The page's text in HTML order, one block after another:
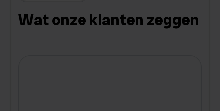
Wat onze klanten zeggen